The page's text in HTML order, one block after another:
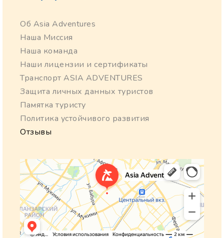
Об Asia Adventures
Наша Миссия
Наша команда
Наши лицензии и сертификаты
Транспорт ASIA ADVENTURES
Защита личных данных туристов
Памятка туристу
Политика устойчивого развития
Отзывы